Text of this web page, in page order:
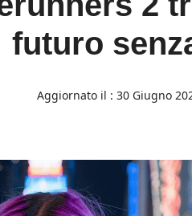
futuro
Aggiornato il : 30 Giugno